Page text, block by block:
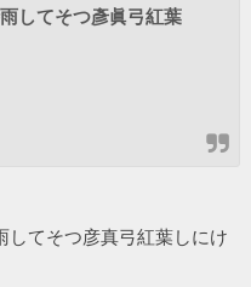
してそつ彥眞弓紅葉
してそつ彦真弓紅葉しにけ